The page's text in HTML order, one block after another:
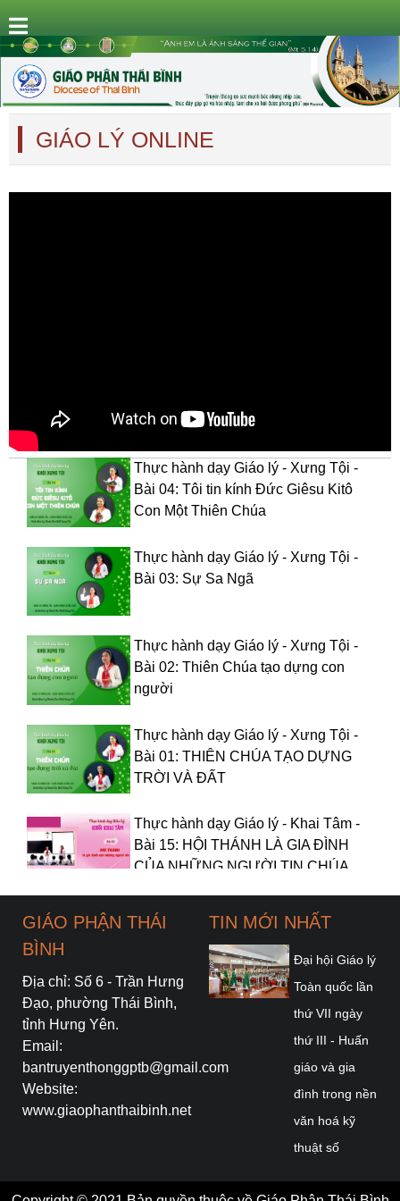
GIÁO LÝ ONLINE
Thực hành dạy Giáo lý - Xưng Tội -
Bài 04: Tôi tin kính Đức Giêsu Kitô
Con Một Thiên Chúa
Thực hành dạy Giáo lý - Xưng Tội -
Bài 03: Sự Sa Ngã
Thực hành dạy Giáo lý - Xưng Tội -
Bài 02: Thiên Chúa tạo dựng con
người
Thực hành dạy Giáo lý - Xưng Tội -
Bài 01: THIÊN CHÚA TẠO DỰNG
TRỜI VÀ ĐẤT
Thực hành dạy Giáo lý - Khai Tâm -
Bài 15: HỘI THÁNH LÀ GIA ĐÌNH
CỦA NHỮNG NGƯỜI TIN CHÚA
Thực hành dạy Giáo lý - Khai Tâm -
Thực hành dạy Giáo lý - Khai Tâm -
Bài 12: CHÚA THÁNH THẦN LÀ
Thực hành dạy Giáo lý – Khối Khai
Tâm - Bài 11: Chúa Giêsu sống lại
Thực hành dạy Giáo lý – Bài 9:
GIÁO PHẬN THÁI
BÌNH
Địa chỉ: Số 6 - Trần Hưng
Đạo, phường Thái Bình,
tỉnh Hưng Yên.
Email:
bantruyenthonggptb@gmail.com
Website:
www.giaophanthaibinh.net
TIN MỚI NHẤT
Đại hội Giáo lý
Toàn quốc lần
thứ VII ngày
thứ III - Huấn
giáo và gia
đình trong nền
văn hoá kỹ
thuật số
Trồng cây đức